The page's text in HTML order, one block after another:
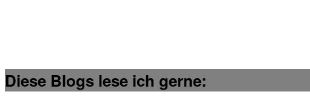
Diese Blogs lese ich gerne: